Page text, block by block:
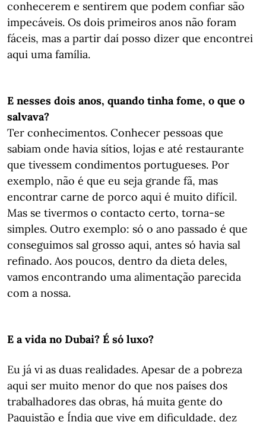
conhecerem e sentirem que podem confiar são
impecáveis. Os dois primeiros anos não foram
fáceis, mas a partir daí posso dizer que encontrei
aqui uma família.
E nesses dois anos, quando tinha fome, o que o
salvava?
Ter conhecimentos. Conhecer pessoas que
sabiam onde havia sítios, lojas e até restaurante
que tivessem condimentos portugueses. Por
exemplo, não é que eu seja grande fã, mas
encontrar carne de porco aqui é muito difícil.
Mas se tivermos o contacto certo, torna-se
simples. Outro exemplo: só o ano passado é que
conseguimos sal grosso aqui, antes só havia sal
refinado. Aos poucos, dentro da dieta deles,
vamos encontrando uma alimentação parecida
com a nossa.
E a vida no Dubai? É só luxo?
Eu já vi as duas realidades. Apesar de a pobreza
aqui ser muito menor do que nos países dos
trabalhadores das obras, há muita gente do
Paquistão e Índia que vive em dificuldade, dez